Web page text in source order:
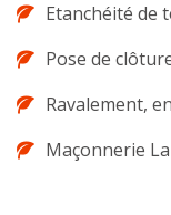
Etanchéité de
Pose de
Ravalement,
Maçonnerie